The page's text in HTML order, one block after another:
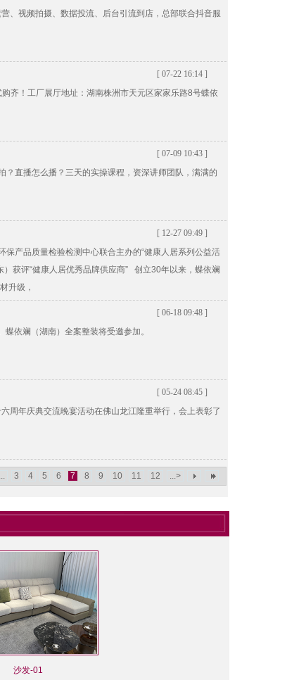
、视频拍摄、数据投流、后台引流到店，总部联合抖音服
[ 07-22 16:14 ]
齐！工厂展厅地址：湖南株洲市天元区家家乐路8号蝶依
[ 07-09 10:43 ]
直播怎么播？三天的实操课程，资深讲师团队，满满的
[ 12-27 09:49 ]
产品质量检验检测中心联合主办的“健康人居系列公益活
获评“健康人居优秀品牌供应商” 创立30年以来，蝶依斓
升级，
[ 06-18 09:48 ]
依斓（湖南）全案整装将受邀参加。
[ 05-24 08:45 ]
周年庆典交流晚宴活动在佛山龙江隆重举行，会上表彰了
3 4 5 6 7 8 9 10 11 12 ...>
沙发-01